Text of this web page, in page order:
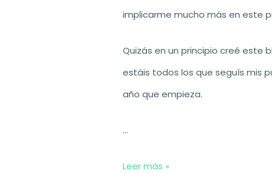
implicarme mucho más en este
Quizás en un principio creé este
estáis todos los que seguís mis
año que empieza.
…
Objetivos
Leer más »